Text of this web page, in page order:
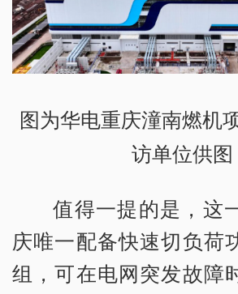
图为华电重庆潼南燃机
访单位供图
值得一提的是，这
庆唯一配备快速切负荷
组，可在电网突发故障